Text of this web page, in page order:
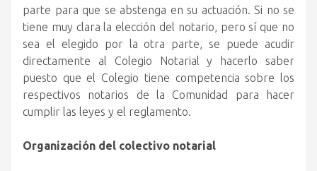
parte para que se abstenga en su actuación. Si no se
tiene muy clara la elección del notario, pero sí que no
sea el elegido por la otra parte, se puede acudir
directamente al Colegio Notarial y hacerlo saber
puesto que el Colegio tiene competencia sobre los
respectivos notarios de la Comunidad para hacer
cumplir las leyes y el reglamento.
Organización del colectivo notarial